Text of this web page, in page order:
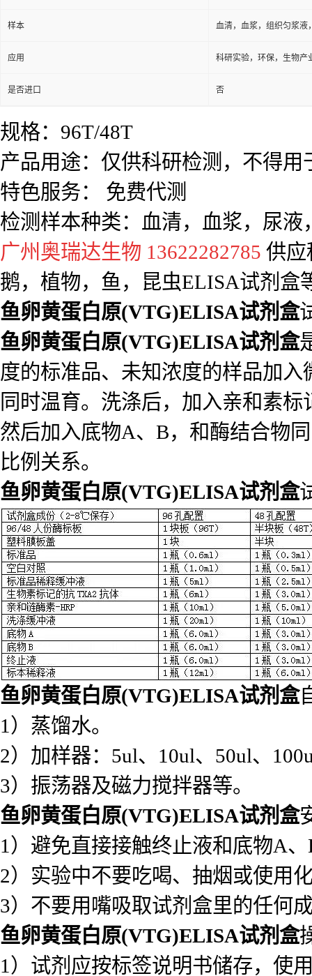
样本 血清，血浆，组织匀浆液
应用 科研实验，环保，生物产
是否进口 否
规格：96T/48T
产品用途：仅供科研检测，不得用
特色服务： 免费代测
检测样本种类：血清，血浆，尿
广州奥瑞达生物 13622282785 供应
鹅，植物，鱼，昆虫ELISA试剂盒
鱼卵黄蛋白原(VTG)ELISA试剂盒
鱼卵黄蛋白原(VTG)ELISA试剂盒
度的标准品、未知浓度的样品加
同时温育。洗涤后，加入亲和素
然后加入底物A、B，和酶结合物
比例关系。
鱼卵黄蛋白原(VTG)ELISA试剂盒
鱼卵黄蛋白原(VTG)ELISA试剂盒
1）蒸馏水。
2）加样器：5ul、10ul、50ul、
3）振荡器及磁力搅拌器等。
鱼卵黄蛋白原(VTG)ELISA试剂盒
1）避免直接接触终止液和底物A
2）实验中不要吃喝、抽烟或使用
3）不要用嘴吸取试剂盒里的任何
鱼卵黄蛋白原(VTG)ELISA试剂盒
1）试剂应按标签说明书储存，使